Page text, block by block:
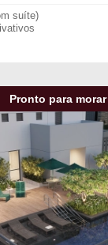
suíte)
Pronto para morar